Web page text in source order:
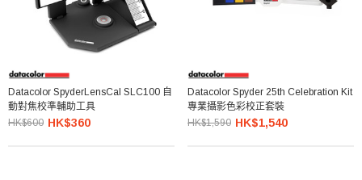
Datacolor SpyderLensCal SLC100 自
動對焦校準輔助工具
HK$600 HK$360
Datacolor Spyder 25th Celebration Kit
專業攝影色彩校正套裝
HK$1,590 HK$1,540